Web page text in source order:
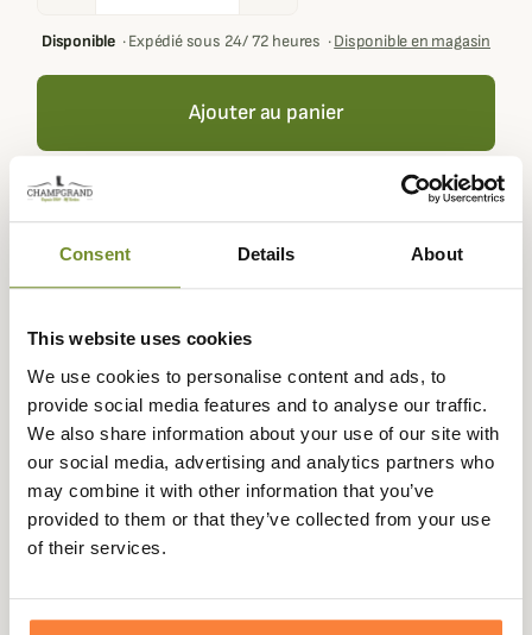
Consent Details About
This website uses cookies
We use cookies to personalise content and ads, to
provide social media features and to analyse our traffic.
We also share information about your use of our site with
our social media, advertising and analytics partners who
may combine it with other information that you’ve
provided to them or that they’ve collected from your use
of their services.
Disponible·Expédié sous 24/ 72 heures ·Disponible en magasin
Ajouter au panier
la journée
retour sous
90 jours
sécurisé
3 fois dès 100
euros
Barbourvous propose cette casquette plate